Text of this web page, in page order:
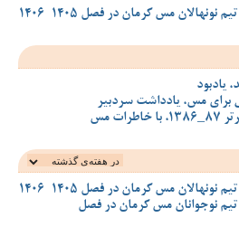
مس کرمان در فصل 1405-1406
یادبود
برای مس، یادداشت سردبیر
مس
مس کرمان در فصل 1405-1406
نوجوانان مس کرمان در فصل